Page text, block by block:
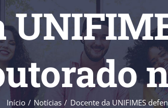
Início Notícias Docente da UNIFIMES